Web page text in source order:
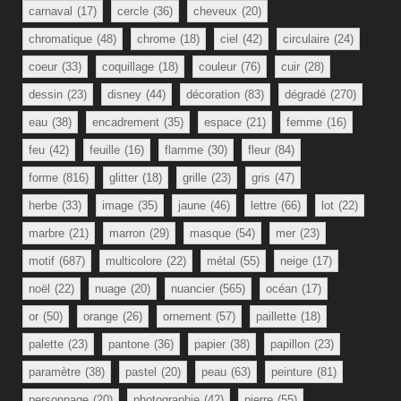
carnaval (17) cercle (36) cheveux (20)
chromatique (48) chrome (18) ciel (42) circulaire (24)
coeur (33) coquillage (18) couleur (76) cuir (28)
dessin (23) disney (44) décoration (83) dégradé (270)
eau (38) encadrement (35) espace (21) femme (16)
feu (42) feuille (16) flamme (30) fleur (84)
forme (816) glitter (18) grille (23) gris (47)
herbe (33) image (35) jaune (46) lettre (66) lot (22)
marbre (21) marron (29) masque (54) mer (23)
motif (687) multicolore (22) métal (55) neige (17)
noël (22) nuage (20) nuancier (565) océan (17)
or (50) orange (26) ornement (57) paillette (18)
palette (23) pantone (36) papier (38) papillon (23)
paramètre (38) pastel (20) peau (63) peinture (81)